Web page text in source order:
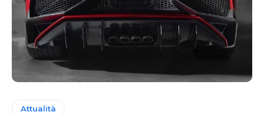
Attualità